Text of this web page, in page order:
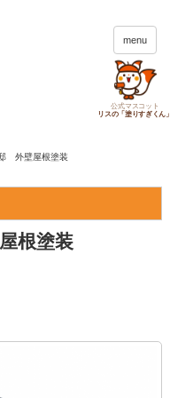
menu
公式マスコット
リスの「塗りすぎくん
外壁屋根塗装
根塗装